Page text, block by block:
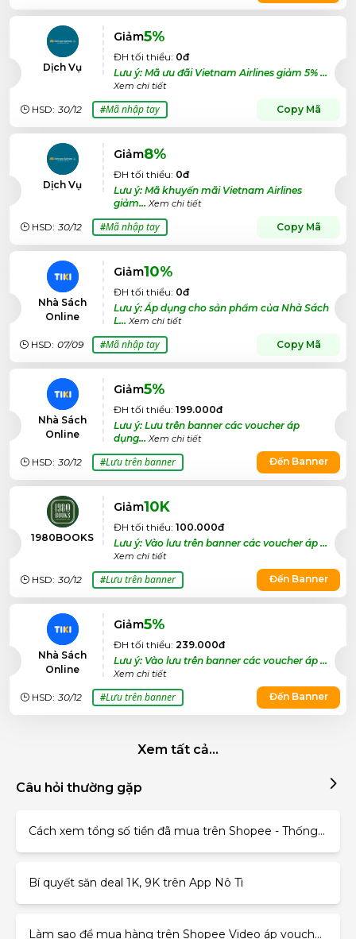
Dịch Vụ
Giảm5%
ĐH tối thiểu: 0đ
Lưu ý: Mã ưu đãi Vietnam Airlines giảm 5% ...
Xem chi tiết
HSD: 30/12 #Mã nhập tay Copy Mã
Dịch Vụ
Giảm8%
ĐH tối thiểu: 0đ
Lưu ý: Mã khuyến mãi Vietnam Airlines
giảm... Xem chi tiết
HSD: 30/12 #Mã nhập tay Copy Mã
Nhà Sách
Online
Giảm10%
ĐH tối thiểu: 0đ
Lưu ý: Áp dụng cho sản phẩm của Nhà Sách
L... Xem chi tiết
HSD: 07/09 #Mã nhập tay Copy Mã
Nhà Sách
Online
Giảm5%
ĐH tối thiểu: 199.000đ
Lưu ý: Lưu trên banner các voucher áp
dụng... Xem chi tiết
HSD: 30/12 #Lưu trên banner Đến Banner
1980BOOKS
Giảm10K
ĐH tối thiểu: 100.000đ
Lưu ý: Vào lưu trên banner các voucher áp ...
Xem chi tiết
HSD: 30/12 #Lưu trên banner Đến Banner
Nhà Sách
Online
Giảm5%
ĐH tối thiểu: 239.000đ
Lưu ý: Vào lưu trên banner các voucher áp ...
Xem chi tiết
HSD: 30/12 #Lưu trên banner Đến Banner
Xem tất cả...
Câu hỏi thường gặp
Cách xem tổng số tiền đã mua trên Shopee - Thống kê đơn hàng
Bí quyết săn deal 1K, 9K trên App Nô Tì
Làm sao để mua hàng trên Shopee Video áp voucher 50% đơn 0Đ